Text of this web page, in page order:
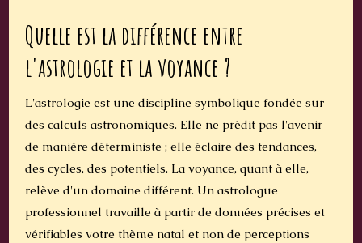
Quelle est la différence entre
l'astrologie et la voyance ?
L'astrologie est une discipline symbolique fondée sur
des calculs astronomiques. Elle ne prédit pas l'avenir
de manière déterministe ; elle éclaire des tendances,
des cycles, des potentiels. La voyance, quant à elle,
relève d'un domaine différent. Un astrologue
professionnel travaille à partir de données précises et
vérifiables votre thème natal et non de perceptions